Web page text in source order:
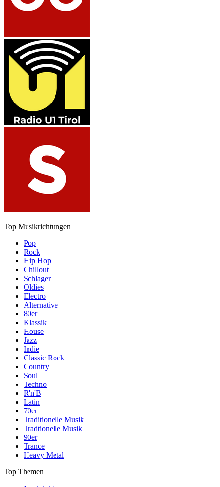
Top Musikrichtungen
Pop
Rock
Hip Hop
Chillout
Schlager
Oldies
Electro
Alternative
80er
Klassik
House
Jazz
Indie
Classic Rock
Country
Soul
Techno
R'n'B
Latin
70er
Traditionelle Musik
Tradtionelle Musik
90er
Trance
Heavy Metal
Top Themen